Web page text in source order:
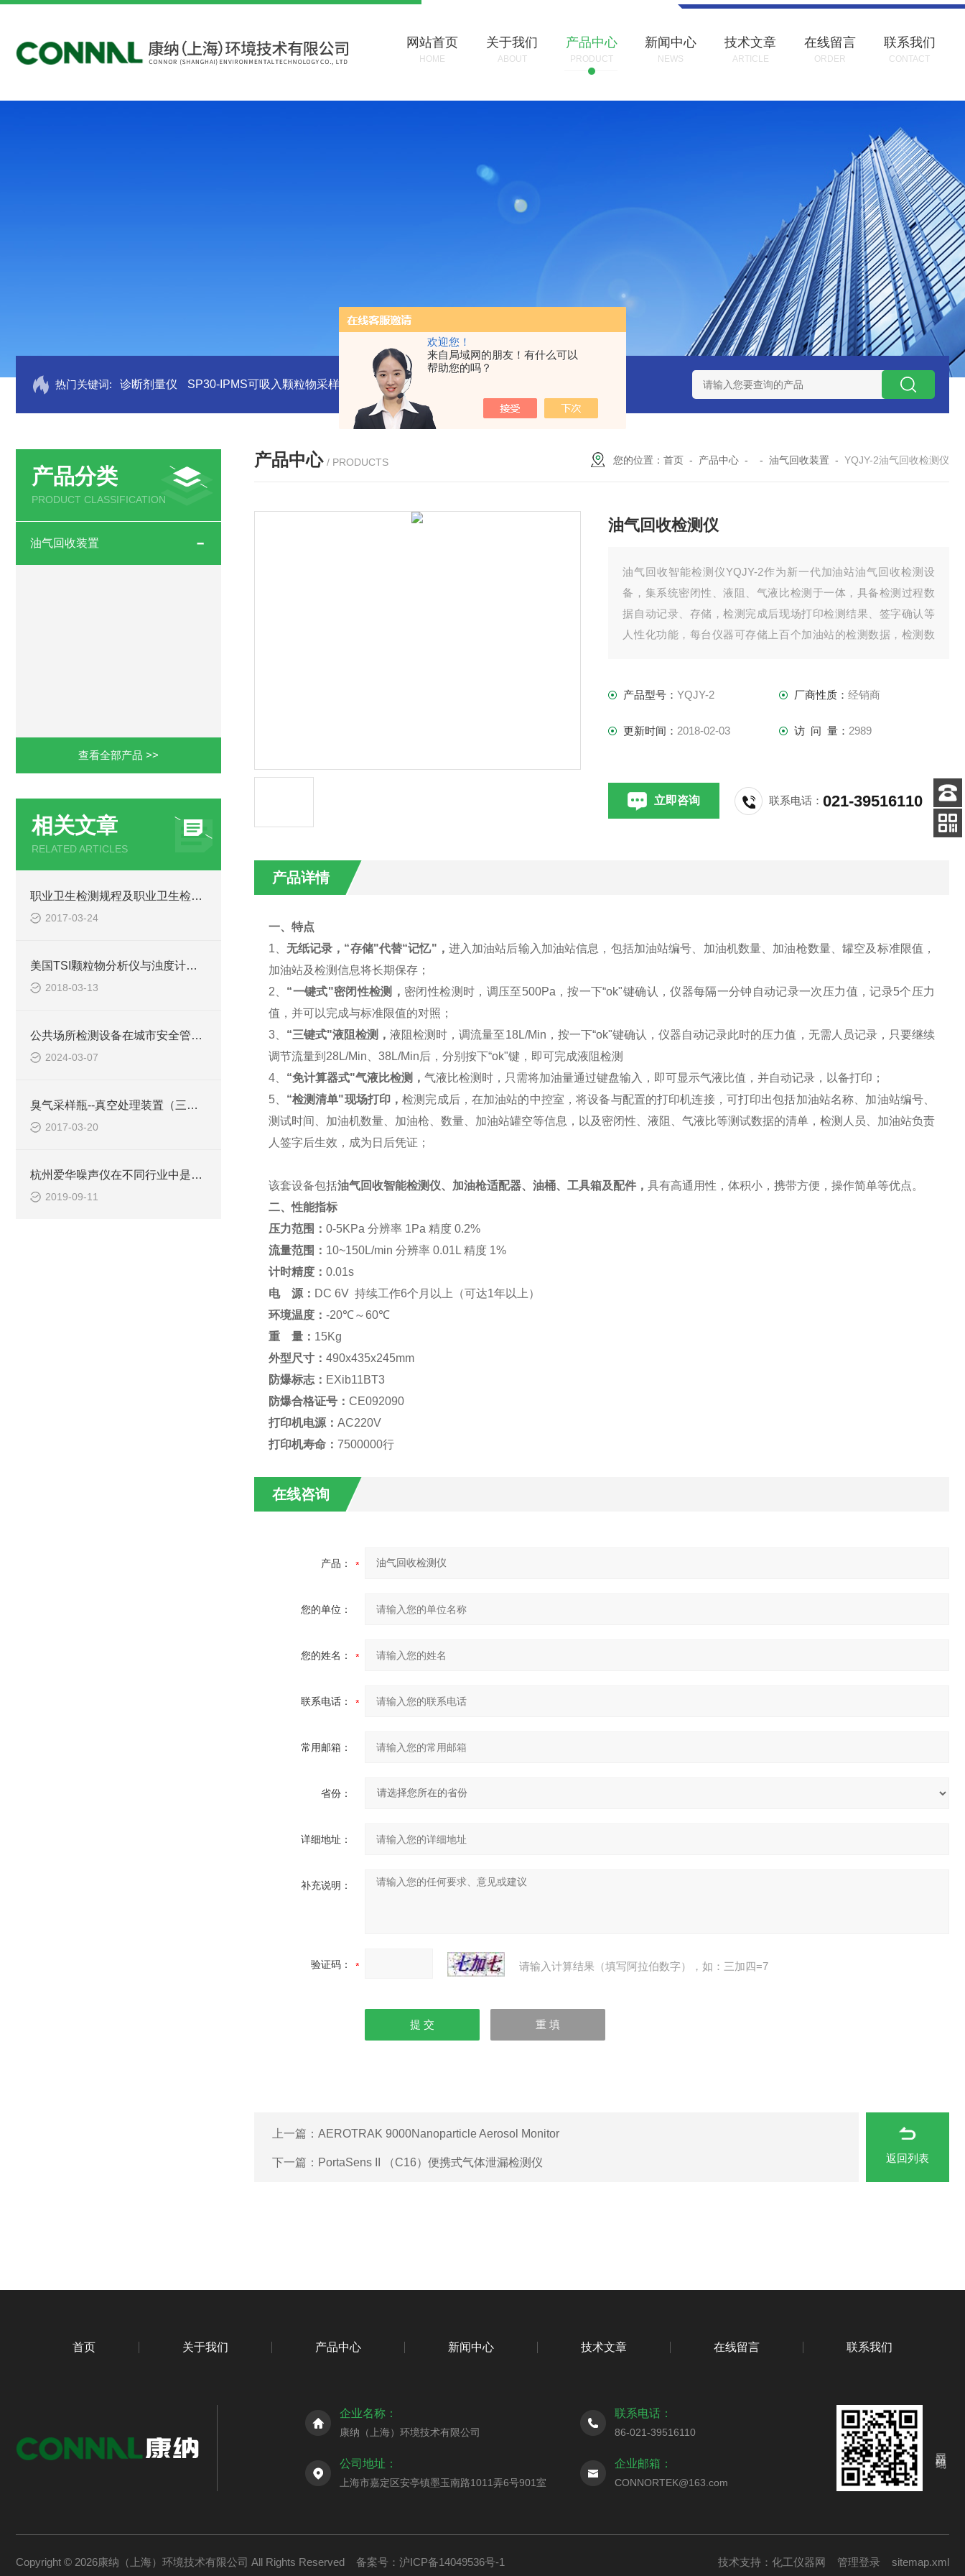
欢迎您！
来自局域网的朋友！有什么可以
帮助您的吗？
网站首页
HOME
关于我们
ABOUT
产品中心
PRODUCT
新闻中心
NEWS
技术文章
ARTICLE
在线留言
ORDER
联系我们
CONTACT
热门关键词: 诊断剂量仪 SP30-IPMS可吸入颗粒物采样器 DryCal 800美国MesaLabs 气体质量流量计 CQB300数字恒流矿用防爆个体空气采样器 CQB1500数字恒流防爆矿用
产品分类
PRODUCT CLASSIFICATION
油气回收装置
查看全部产品 >>
相关文章
RELATED ARTICLES
职业卫生检测规程及职业卫生检测流程及注意要点
2017-03-24
美国TSI颗粒物分析仪与浊度计的比较
2018-03-13
公共场所检测设备在城市安全管理中的角色
2024-03-07
臭气采样瓶--真空处理装置（三点比较式臭袋法）
2017-03-20
杭州爱华噪声仪在不同行业中是如何进行测量的？
2019-09-11
产品中心 / PRODUCTS 您的位置： 首页 - 产品中心 - - 油气回收装置 - YQJY-2油气回收检测仪
油气回收检测仪
油气回收智能检测仪YQJY-2作为新一代加油站油气回收检测设
备，集系统密闭性、液阻、气液比检测于一体，具备检测过程数
据自动记录、存储，检测完成后现场打印检测结果、签字确认等
人性化功能，每台仪器可存储上百个加油站的检测数据，检测数
产品型号：YQJY-2 厂商性质： 经销商
更新时间： 2018-02-03 访 问 量： 2989
立即咨询 联系电话：021-39516110
产品详情
一、特点
1、 无纸记录，“存储"代替“记忆"， 进入加油站后输入加油站信息，包括加油站编号、加油机数量、加油枪数量、罐空及标准限值，
加油站及检测信息将长期保存；
2、 “一键式"密闭性检测， 密闭性检测时，调压至500Pa，按一下“ok"键确认，仪器每隔一分钟自动记录一次压力值，记录5个压力
值，并可以完成与标准限值的对照；
3、 “三键式"液阻检测，液阻检测时，调流量至18L/Min，按一下“ok"键确认，仪器自动记录此时的压力值，无需人员记录，只要继续
调节流量到28L/Min、38L/Min后，分别按下“ok"键，即可完成液阻检测
4、 “免计算器式"气液比检测， 气液比检测时，只需将加油量通过键盘输入，即可显示气液比值，并自动记录，以备打印；
5、 “检测清单"现场打印，检测完成后，在加油站的中控室，将设备与配置的打印机连接，可打印出包括加油站名称、加油站编号、
测试时间、加油机数量、加油枪、数量、加油站罐空等信息，以及密闭性、液阻、气液比等测试数据的清单，检测人员、加油站负责
人签字后生效，成为日后凭证；
该套设备包括油气回收智能检测仪、加油枪适配器、油桶、工具箱及配件， 具有高通用性，体积小，携带方便，操作简单等优点。
二、性能指标
压力范围 ： 0-5KPa 分辨率 1Pa 精度 0.2%
流量范围 ： 10~150L/min 分辨率 0.01L 精度 1%
计时精度： 0.01s
电 源： DC 6V 持续工作6个月以上（可达1年以上）
环境温度： -20℃～60℃
重 量： 15Kg
外型尺寸： 490x435x245mm
防爆标志： EXib11BT3
防爆合格证号： CE092090
打印机电源： AC220V
打印机寿命： 7500000行
在线咨询
产品：
您的单位：
您的姓名：
联系电话：
常用邮箱：
省份：
详细地址：
补充说明：
验证码： 请输入计算结果（填写阿拉伯数字），如：三加四=7
上一篇： AEROTRAK 9000Nanoparticle Aerosol Monitor
下一篇： PortaSens II （C16）便携式气体泄漏检测仪 返回列表
首页 关于我们 产品中心 新闻中心 技术文章 在线留言 联系我们
企业名称：
康纳（上海）环境技术有限公司
联系电话：
86-021-39516110
公司地址：
上海市嘉定区安亭镇墨玉南路1011弄6号901室
企业邮箱：
CONNORTEK@163.com
Copyright © 2026康纳（上海）环境技术有限公司 All Rights Reserved 备案号：沪ICP备14049536号-1 技术支持： 化工仪器网 管理登录 sitemap.xml
客服
电话